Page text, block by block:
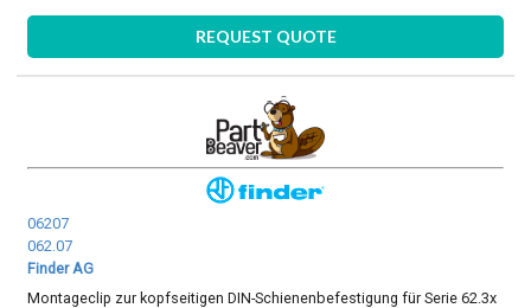
REQUEST QUOTE
06207
062.07
Finder AG
Montageclip zur kopfseitigen DIN-Schienenbefestigung für Serie 62.3x